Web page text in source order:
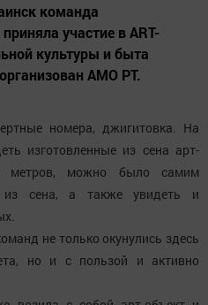
команда
участие в ART-
культуры и быта
АМО РТ.
номера, джигитовка. На
изготовленные из сена арт-
метров, можно было самим
из сена, а также увидеть и
не только окунулись здесь
но и с пользой и активно